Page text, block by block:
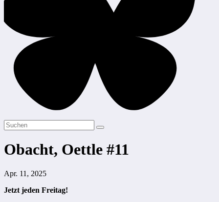
Obacht, Oettle #11
Apr. 11, 2025
Jetzt jeden Freitag!